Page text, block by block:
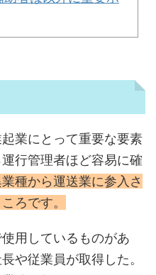
業にとって重要な要素
行管理者ほど容易に確
種から運送業に参入さ
ろです。
用しているものがあ
や従業員が取得した。